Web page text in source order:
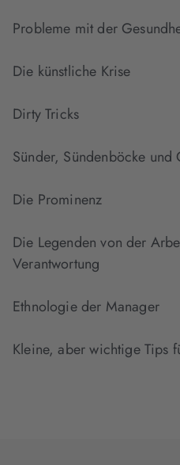
Probleme mit der
Die künstliche Krise
Dirty Tricks
Sünder, Sündenböcke und
Die Prominenz
Die Legenden von der
Verantwortung
Ethnologie der Manager
Kleine, aber wichtige Tips